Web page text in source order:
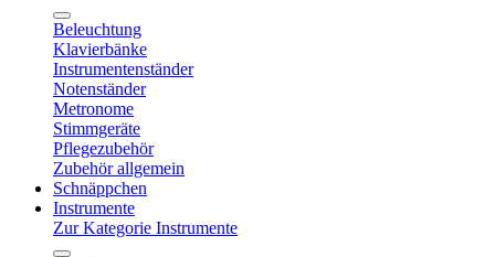
Beleuchtung
Klavierbänke
Instrumentenständer
Notenständer
Metronome
Stimmgeräte
Pflegezubehör
Zubehör allgemein
Schnäppchen
Instrumente
Zur Kategorie Instrumente